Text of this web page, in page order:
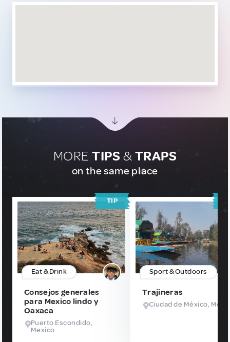
MORETIPS &TRAPS
on the same place
TIP
Eat & Drink
Consejos generales
para Mexico lindo y
Oaxaca
Puerto Escondido,
Mexico
Sport & Outdoors
Trajineras
Ciudad de México,